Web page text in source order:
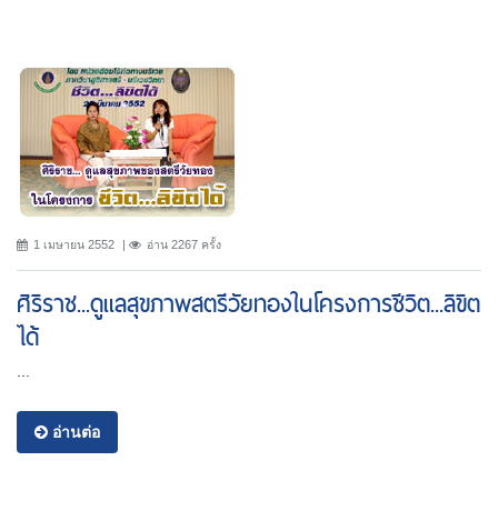
1 เมษายน 2552 อ่าน 2267 ครั้ง
ศิริราช...ดูแลสุขภาพสตรีวัยทองในโครงการชีวิต...ลิขิต
ได้
อ่านต่อ